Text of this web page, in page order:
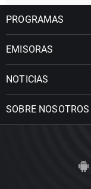
PROGRAMAS
EMISORAS
NOTICIAS
SOBRE NOSOTROS